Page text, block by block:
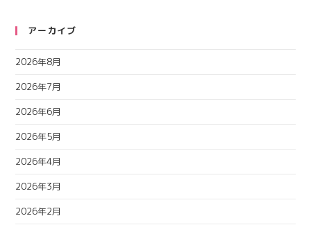
アーカイブ
2026年8月
2026年7月
2026年6月
2026年5月
2026年4月
2026年3月
2026年2月